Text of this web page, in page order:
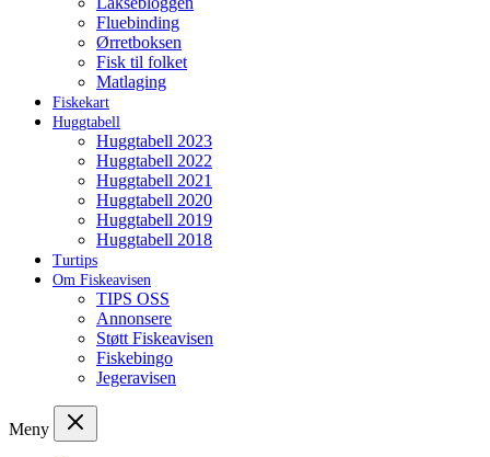
Fluebinding
Ørretboksen
Fisk til folket
Matlaging
Fiskekart
Huggtabell
Huggtabell 2023
Huggtabell 2022
Huggtabell 2021
Huggtabell 2020
Huggtabell 2019
Huggtabell 2018
Turtips
Om Fiskeavisen
TIPS OSS
Annonsere
Støtt Fiskeavisen
Fiskebingo
Jegeravisen
Meny